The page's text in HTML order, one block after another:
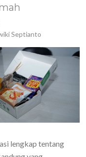
Septianto
lengkap tentang